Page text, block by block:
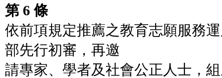
第 6 條
依前項規定推薦之教育志願服務
部先行初審，再邀
請專家、學者及社會公正人士，